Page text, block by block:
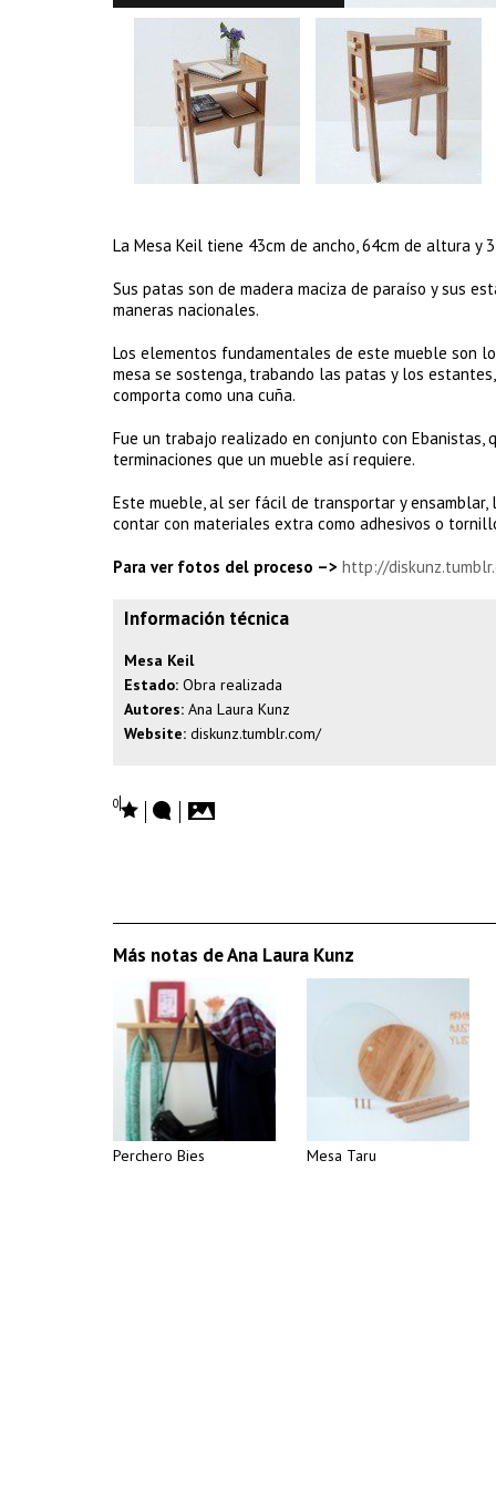
La Mesa Keil tiene 43cm de ancho, 64cm de altura y
Sus patas son de madera maciza de paraíso y sus
maneras nacionales.
Los elementos fundamentales de este mueble son
mesa se sostenga, trabando las patas y los
comporta como una cuña.
Fue un trabajo realizado en conjunto con
terminaciones que un mueble así requiere.
Este mueble, al ser fácil de transportar y
contar con materiales extra como adhesivos o
Para ver fotos del proceso –> http://
Información técnica
Mesa Keil
Estado: Obra realizada
Autores: Ana Laura Kunz
Website: diskunz.tumblr.com/
0
Más notas de Ana Laura Kunz
Perchero Bies Mesa Taru